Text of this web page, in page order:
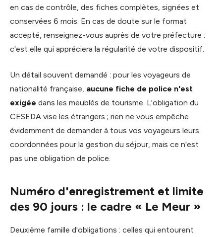
en cas de contrôle, des fiches complètes, signées et
conservées 6 mois. En cas de doute sur le format
accepté, renseignez-vous auprès de votre préfecture :
c'est elle qui appréciera la régularité de votre dispositif.
Un détail souvent demandé : pour les voyageurs de
nationalité française, aucune fiche de police n'est
exigée dans les meublés de tourisme. L'obligation du
CESEDA vise les étrangers ; rien ne vous empêche
évidemment de demander à tous vos voyageurs leurs
coordonnées pour la gestion du séjour, mais ce n'est
pas une obligation de police.
Numéro d'enregistrement et limite
des 90 jours : le cadre « Le Meur »
Deuxième famille d'obligations : celles qui entourent